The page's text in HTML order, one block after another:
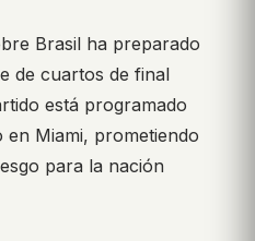
Brasil ha preparado
de cuartos de final
está programado
en Miami, prometiendo
para la nación